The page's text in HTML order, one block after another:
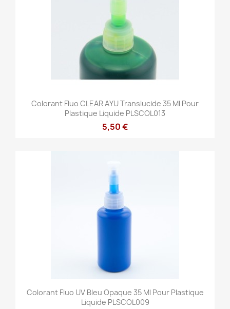
Colorant Fluo CLEAR AYU Translucide 35 Ml Pour
Plastique Liquide PLSCOL013
5,50 €
Colorant Fluo UV Bleu Opaque 35 Ml Pour Plastique
Liquide PLSCOL009